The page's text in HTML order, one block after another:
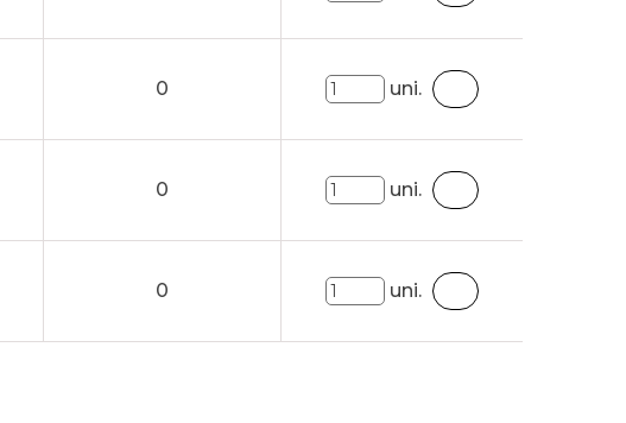
0 uni.
0 uni.
0 uni.